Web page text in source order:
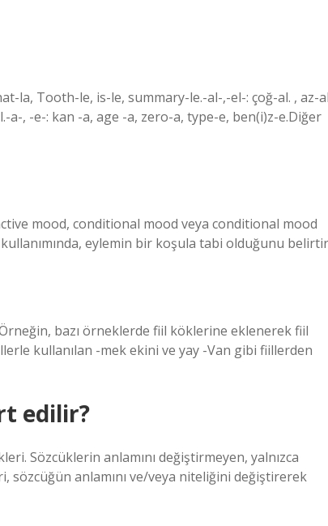
la, Tooth-le, is-le, summary-le.-al-,-el-: çoğ-al. , az-
, -e-: kan -a, age -a, zero-a, type-e, ben(i)z-e.Diğer
mood, conditional mood veya conditional mood
eylemin bir koşula tabi olduğunu
bazı örneklerde fiil köklerine eklenerek fiil
kullanılan -mek ekini ve yay -Van gibi fiillerden
edilir?
Sözcüklerin anlamını değiştirmeyen, yalnızca
sözcüğün anlamını ve/veya niteliğini değiştirerek